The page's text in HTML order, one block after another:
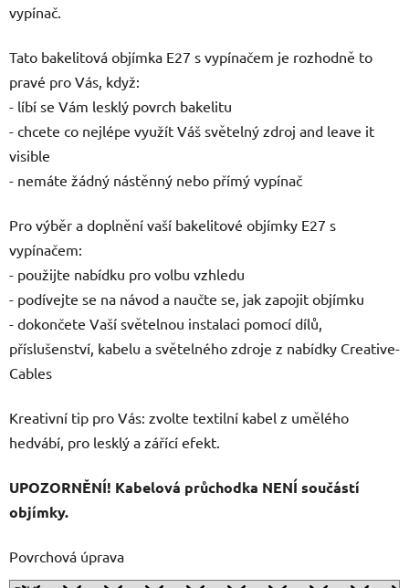
vypínač.
Tato bakelitová objímka E27 s vypínačem je rozhodně to
pravé pro Vás, když:
- líbí se Vám lesklý povrch bakelitu
- chcete co nejlépe využít Váš světelný zdroj and leave it
visible
- nemáte žádný nástěnný nebo přímý vypínač
Pro výběr a doplnění vaší bakelitové objímky E27 s
vypínačem:
- použijte nabídku pro volbu vzhledu
- podívejte se na návod a naučte se, jak zapojit objímku
- dokončete Vaší světelnou instalaci pomocí dílů,
příslušenství, kabelu a světelného zdroje z nabídky Creative-
Cables
Kreativní tip pro Vás: zvolte textilní kabel z umělého
hedvábí, pro lesklý a zářící efekt.
UPOZORNĚNÍ! Kabelová průchodka NENÍ součástí
objímky.
Povrchová úprava